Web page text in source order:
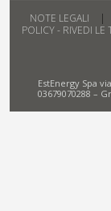
NOTE LEGALI
POLICY - RIVEDI LE
EstEnergy Spa
03679070288 –